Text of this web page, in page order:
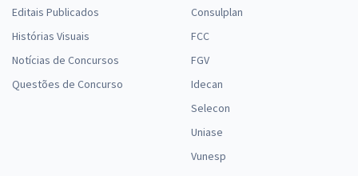
Editais Publicados
Histórias Visuais
Notícias de Concursos
Questões de Concurso
Consulplan
FCC
FGV
Idecan
Selecon
Uniase
Vunesp